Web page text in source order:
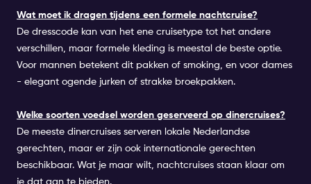
Wat moet ik dragen tijdens een formele nachtcruise?
De dresscode kan van het ene cruisetype tot het andere
verschillen, maar formele kleding is meestal de beste optie.
Voor mannen betekent dit pakken of smoking, en voor dames
- elegant ogende jurken of strakke broekpakken.
Welke soorten voedsel worden geserveerd op dinercruises?
De meeste dinercruises serveren lokale Nederlandse
gerechten, maar er zijn ook internationale gerechten
beschikbaar. Wat je maar wilt, nachtcruises staan klaar om
je dat aan te bieden.